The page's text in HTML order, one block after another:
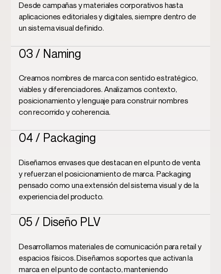
Desde campañas y materiales corporativos hasta
aplicaciones editoriales y digitales, siempre dentro de
un sistema visual definido.
03 / Naming
Creamos nombres de marca con sentido estratégico,
viables y diferenciadores. Analizamos contexto,
posicionamiento y lenguaje para construir nombres
con recorrido y coherencia.
04 / Packaging
Diseñamos envases que destacan en el punto de venta
y refuerzan el posicionamiento de marca. Packaging
pensado como una extensión del sistema visual y de la
experiencia del producto.
05 / Diseño PLV
Desarrollamos materiales de comunicación para retail y
espacios físicos. Diseñamos soportes que activan la
marca en el punto de contacto, manteniendo